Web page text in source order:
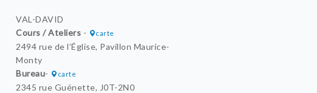
VAL-DAVID
Cours / Ateliers - carte
2494 rue de l’Église, Pavillon Maurice-
Monty
Bureau- carte
2345 rue Guénette, J0T-2N0